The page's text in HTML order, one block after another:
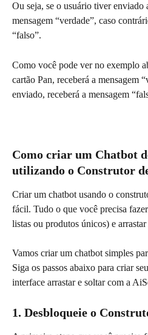
Ou seja, se o usuário tiver enviado
mensagem “verdade”, caso
“falso”.
Como você pode ver no exemplo
cartão Pan, receberá a mensagem
enviado, receberá a mensagem
Como criar um Chatbot
utilizando o Construtor
Criar um chatbot usando o
fácil. Tudo o que você precisa
listas ou produtos únicos) e
Vamos criar um chatbot simples
Siga os passos abaixo para criar
interface arrastar e soltar com a
1. Desbloqueie o